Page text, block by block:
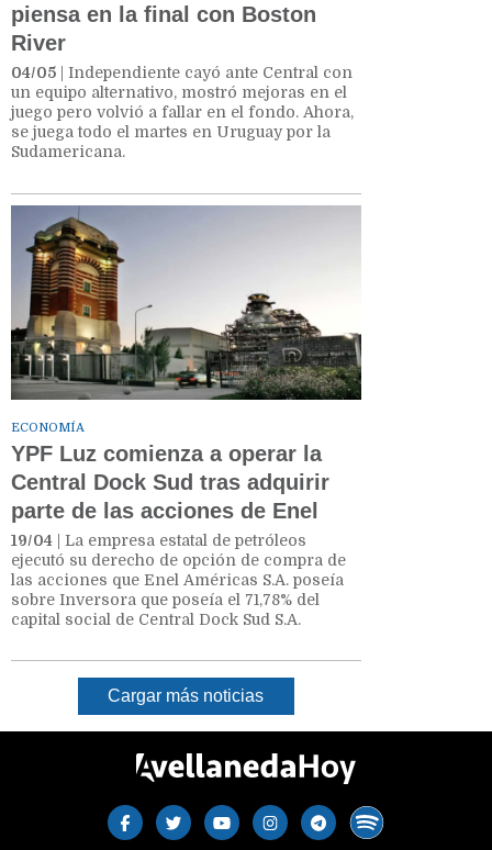
piensa en la final con Boston
River
04/05 | Independiente cayó ante Central con
un equipo alternativo, mostró mejoras en el
juego pero volvió a fallar en el fondo. Ahora,
se juega todo el martes en Uruguay por la
Sudamericana.
ECONOMÍA
YPF Luz comienza a operar la
Central Dock Sud tras adquirir
parte de las acciones de Enel
19/04 | La empresa estatal de petróleos
ejecutó su derecho de opción de compra de
las acciones que Enel Américas S.A. poseía
sobre Inversora que poseía el 71,78% del
capital social de Central Dock Sud S.A.
Cargar más noticias